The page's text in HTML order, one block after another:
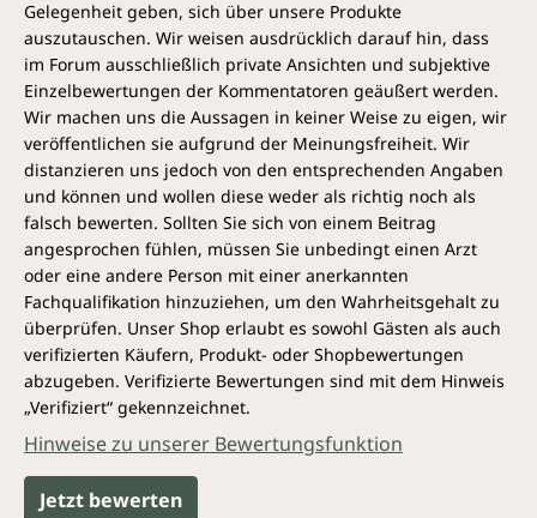
Gelegenheit geben, sich über unsere Produkte
auszutauschen. Wir weisen ausdrücklich darauf hin, dass
im Forum ausschließlich private Ansichten und subjektive
Einzelbewertungen der Kommentatoren geäußert werden.
Wir machen uns die Aussagen in keiner Weise zu eigen, wir
veröffentlichen sie aufgrund der Meinungsfreiheit. Wir
distanzieren uns jedoch von den entsprechenden Angaben
und können und wollen diese weder als richtig noch als
falsch bewerten. Sollten Sie sich von einem Beitrag
angesprochen fühlen, müssen Sie unbedingt einen Arzt
oder eine andere Person mit einer anerkannten
Fachqualifikation hinzuziehen, um den Wahrheitsgehalt zu
überprüfen. Unser Shop erlaubt es sowohl Gästen als auch
verifizierten Käufern, Produkt- oder Shopbewertungen
abzugeben. Verifizierte Bewertungen sind mit dem Hinweis
„Verifiziert“ gekennzeichnet.
Hinweise zu unserer Bewertungsfunktion
Jetzt bewerten